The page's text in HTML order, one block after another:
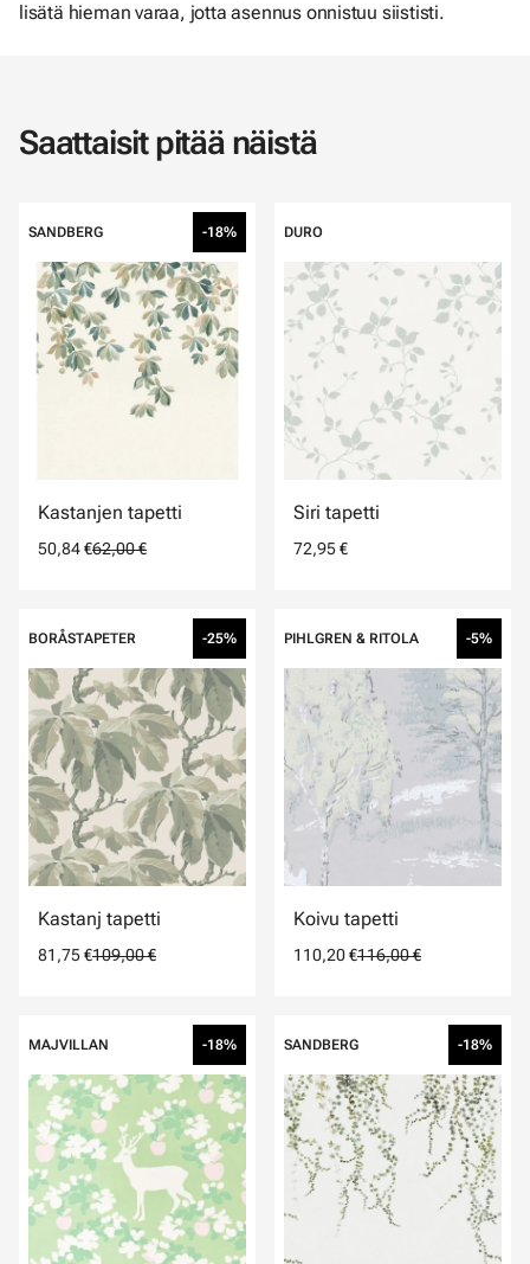
lisätä hieman varaa, jotta asennus onnistuu siististi.
Saattaisit pitää näistä
SANDBERG -18%
Kastanjen tapetti
50,84 €62,00 €
DURO
Siri tapetti
72,95 €
BORÅSTAPETER -25%
Kastanj tapetti
81,75 €109,00 €
PIHLGREN & RITOLA -5%
Koivu tapetti
110,20 €116,00 €
MAJVILLAN -18% SANDBERG -18%